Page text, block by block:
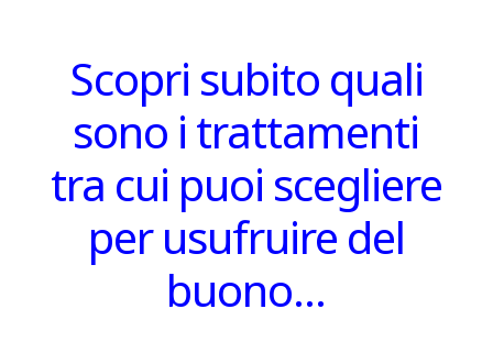
Scopri subito quali
sono i trattamenti
tra cui puoi scegliere
per usufruire del
buono…